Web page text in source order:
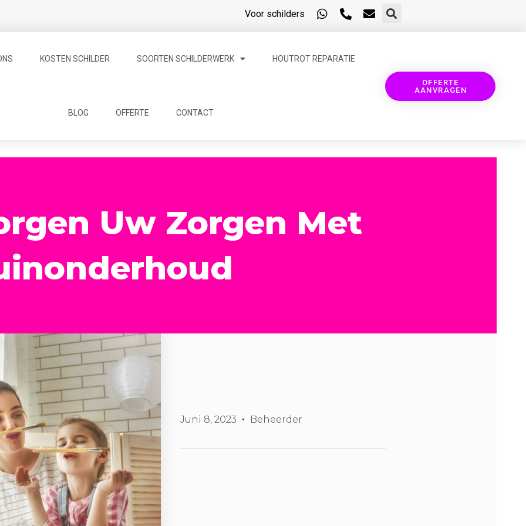
Voor schilders
KOSTEN SCHILDER SOORTEN SCHILDERWERK HOUTROT REPARATIE
BLOG OFFERTE CONTACT
OFFERTE
AANVRAGEN
Uw Zorgen Met
Juni 8, 2023 Beheerder